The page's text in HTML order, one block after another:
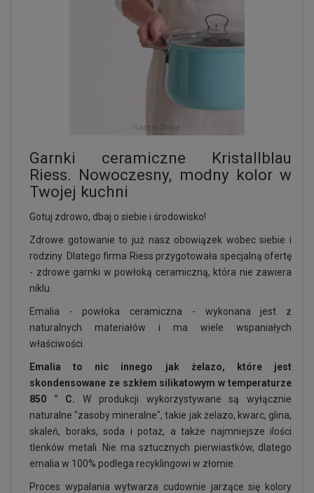
Garnki ceramiczne Kristallblau
Riess. Nowoczesny, modny kolor w
Twojej kuchni
Gotuj zdrowo, dbaj o siebie i środowisko!
Zdrowe gotowanie to już nasz obowiązek wobec siebie i
rodziny. Dlatego firma Riess przygotowała specjalną ofertę
- zdrowe garnki w powłoką ceramiczną, która nie zawiera
niklu.
Emalia - powłoka ceramiczna - wykonana jest z
naturalnych materiałów i ma wiele wspaniałych
właściwości.
Emalia to nic innego jak żelazo, które jest
skondensowane ze szkłem silikatowym w temperaturze
850 ° C.W produkcji wykorzystywane są wyłącznie
naturalne "zasoby mineralne", takie jak żelazo, kwarc, glina,
skaleń, boraks, soda i potaż, a także najmniejsze ilości
tlenków metali. Nie ma sztucznych pierwiastków, dlatego
emalia w 100% podlega recyklingowi w złomie.
Proces wypalania wytwarza cudownie jarzące się kolory